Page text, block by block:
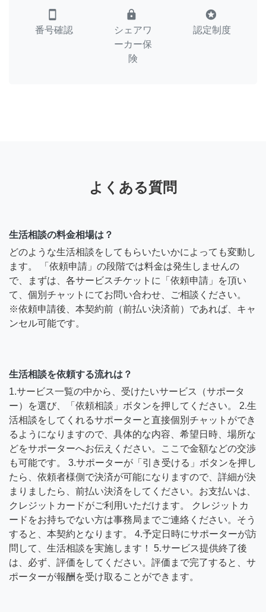
smartphone
番号確認
lock
シェアワ
ーカー保
険
stars
認定制度
よくある質問
生活相談の料金相場は？
どのような生活相談をしてもらいたいかによっても変動し
ます。 「依頼申請」の段階では料金は発生しませんの
で、まずは、各サービスチケットに「依頼申請」を頂い
て、個別チャットにてお問い合わせ、ご相談ください。
※依頼申請後、本契約前（前払い決済前）であれば、キャ
ンセル可能です。
生活相談を依頼する流れは？
1.サービス一覧の中から、受けたいサービス（サポータ
ー）を選び、「依頼相談」ボタンを押してください。 2.生
活相談をしてくれるサポーターと直接個別チャットができ
るようになりますので、具体的な内容、希望日時、場所な
どをサポーターへお伝えください。ここで金額などの交渉
も可能です。 3.サポーターが「引き受ける」ボタンを押し
たら、依頼者様側で決済が可能になりますので、詳細が決
まりましたら、前払い決済をしてください。お支払いは、
クレジットカードがご利用いただけます。 クレジットカ
ードをお持ちでない方は事務局までご連絡ください。そう
すると、本契約となります。 4.予定日時にサポーターが訪
問して、生活相談を実施します！ 5.サービス提供終了後
は、必ず、評価をしてください。評価まで完了すると、サ
ポーターが報酬を受け取ることができます。